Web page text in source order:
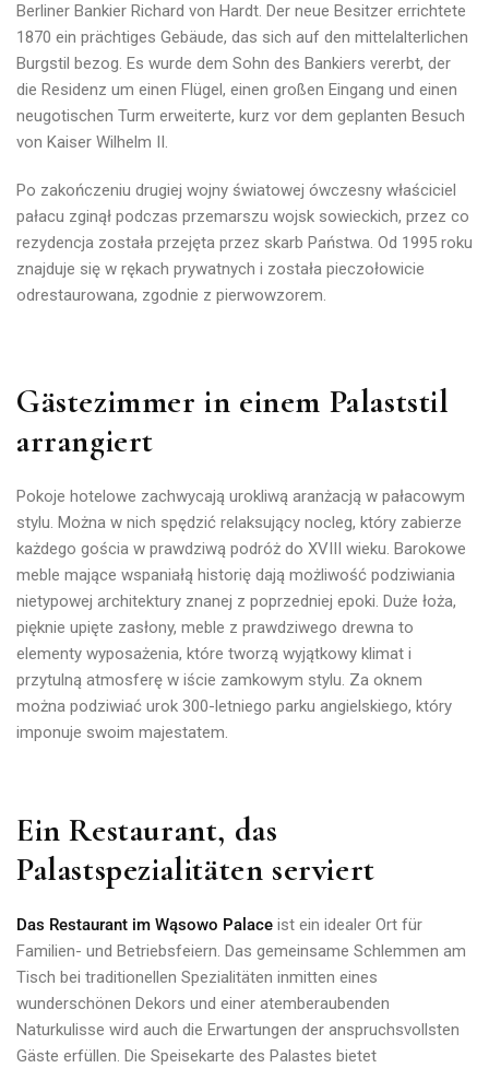
Berliner Bankier Richard von Hardt. Der neue Besitzer errichtete
1870 ein prächtiges Gebäude, das sich auf den mittelalterlichen
Burgstil bezog. Es wurde dem Sohn des Bankiers vererbt, der
die Residenz um einen Flügel, einen großen Eingang und einen
neugotischen Turm erweiterte, kurz vor dem geplanten Besuch
von Kaiser Wilhelm II.
Po zakończeniu drugiej wojny światowej ówczesny właściciel
pałacu zginął podczas przemarszu wojsk sowieckich, przez co
rezydencja została przejęta przez skarb Państwa. Od 1995 roku
znajduje się w rękach prywatnych i została pieczołowicie
odrestaurowana, zgodnie z pierwowzorem.
Gästezimmer in einem Palaststil
arrangiert
Pokoje hotelowe zachwycają urokliwą aranżacją w pałacowym
stylu. Można w nich spędzić relaksujący nocleg, który zabierze
każdego gościa w prawdziwą podróż do XVIII wieku. Barokowe
meble mające wspaniałą historię dają możliwość podziwiania
nietypowej architektury znanej z poprzedniej epoki. Duże łoża,
pięknie upięte zasłony, meble z prawdziwego drewna to
elementy wyposażenia, które tworzą wyjątkowy klimat i
przytulną atmosferę w iście zamkowym stylu. Za oknem
można podziwiać urok 300-letniego parku angielskiego, który
imponuje swoim majestatem.
Ein Restaurant, das
Palastspezialitäten serviert
Das Restaurant im Wąsowo Palace ist ein idealer Ort für
Familien- und Betriebsfeiern. Das gemeinsame Schlemmen am
Tisch bei traditionellen Spezialitäten inmitten eines
wunderschönen Dekors und einer atemberaubenden
Naturkulisse wird auch die Erwartungen der anspruchsvollsten
Gäste erfüllen. Die Speisekarte des Palastes bietet